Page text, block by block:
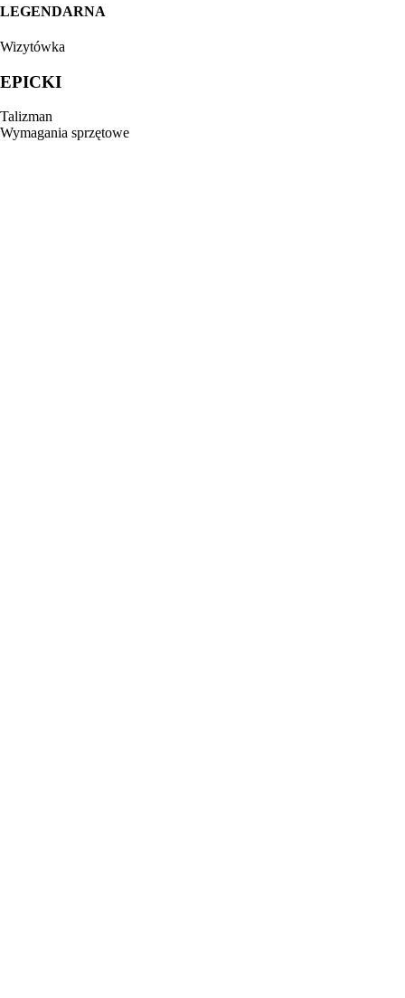
LEGENDARNA
Wizytówka
EPICKI
Talizman
Wymagania sprzętowe